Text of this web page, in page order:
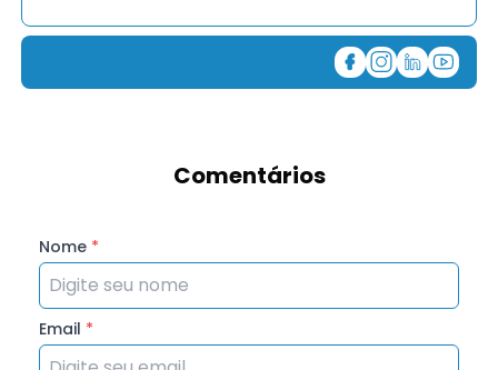
Comentários
Nome *
Email *